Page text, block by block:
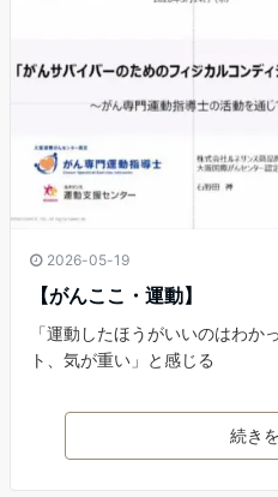
2026-05-19
【がんここ・運動】
「運動したほうがいいのはわか
ト、気が重い」と感じる
続き